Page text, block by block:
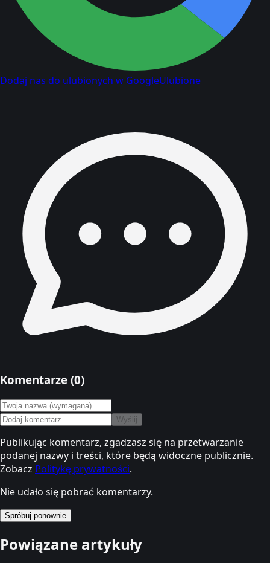
Dodaj nas do ulubionych w GoogleUlubione
Komentarze (0)
Wyślij
Publikując komentarz, zgadzasz się na przetwarzanie
podanej nazwy i treści, które będą widoczne publicznie.
Zobacz Politykę prywatności.
Nie udało się pobrać komentarzy.
Spróbuj ponownie
Powiązane artykuły